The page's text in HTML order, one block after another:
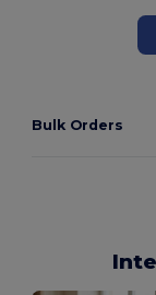
Bulk Orders